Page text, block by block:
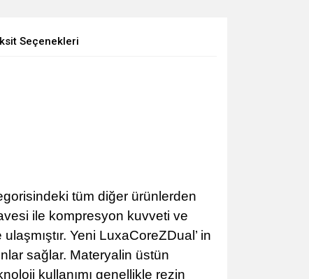
Seçenekleri
tüm diğer ürünlerden
ile kompresyon kuvveti ve
Yeni LuxaCoreZDual’ in
sağlar. Materyalin üstün
kullanımı genellikle rezin